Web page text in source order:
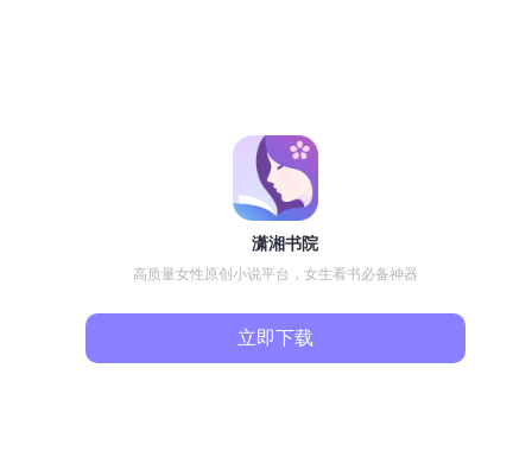
潇湘书院
高质量女性原创小说平台，女生看书必备神器
立即下载